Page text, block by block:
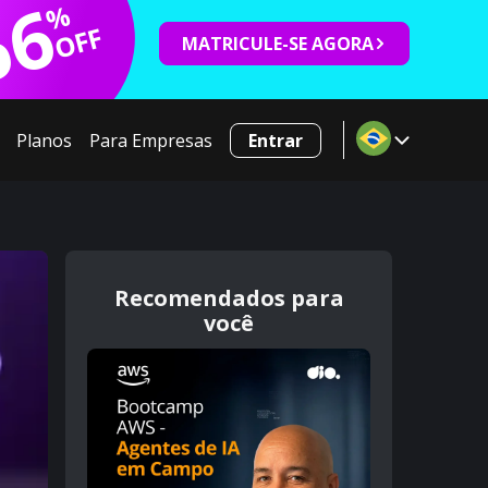
%
OFF MATRICULE-SE AGORA
Planos Para Empresas Entrar
Recomendados para
você